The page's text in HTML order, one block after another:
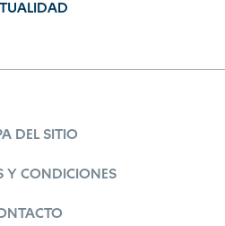
DEL SITIO
Y CONDICIONES